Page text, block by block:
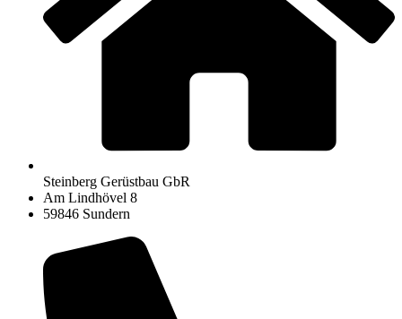
Steinberg Gerüstbau GbR
Am Lindhövel 8
59846 Sundern